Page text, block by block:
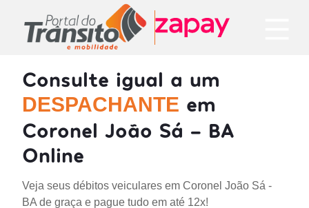
Consulte igual a um
DESPACHANTE em
Coronel João Sá - BA
Online
Veja seus débitos veiculares em Coronel João Sá -
BA de graça e pague tudo em até 12x!